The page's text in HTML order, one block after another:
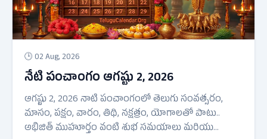
🕒 02 Aug, 2026
నేటి పంచాంగం ఆగష్టు 2, 2026
ఆగష్టు 2, 2026 నాటి పంచాంగంలో తెలుగు సంవత్సరం,
మాసం, పక్షం, వారం, తిథి, నక్షత్రం, యోగాలతో పాటు..
అభిజిత్ ముహూర్తం వంటి శుభ సమయాలు మరియు